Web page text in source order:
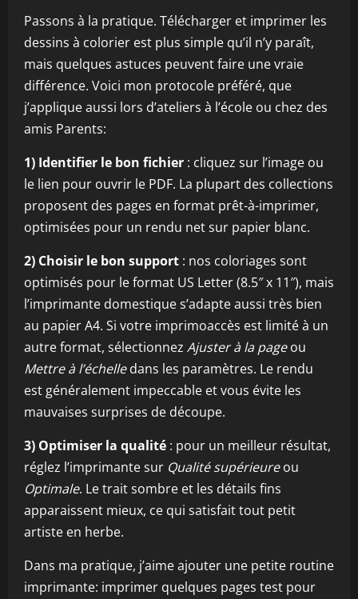
Passons à la pratique. Télécharger et imprimer les
dessins à colorier est plus simple qu’il n’y paraît,
mais quelques astuces peuvent faire une vraie
différence. Voici mon protocole préféré, que
j’applique aussi lors d’ateliers à l’école ou chez des
amis Parents:
1) Identifier le bon fichier : cliquez sur l’image ou
le lien pour ouvrir le PDF. La plupart des collections
proposent des pages en format prêt-à-imprimer,
optimisées pour un rendu net sur papier blanc.
2) Choisir le bon support : nos coloriages sont
optimisés pour le format US Letter (8.5″ x 11″), mais
l’imprimante domestique s’adapte aussi très bien
au papier A4. Si votre imprimoaccès est limité à un
autre format, sélectionnez Ajuster à la pageou
Mettre à l’échelledans les paramètres. Le rendu
est généralement impeccable et vous évite les
mauvaises surprises de découpe.
3) Optimiser la qualité : pour un meilleur résultat,
réglez l’imprimante sur Qualité supérieureou
Optimale. Le trait sombre et les détails fins
apparaissent mieux, ce qui satisfait tout petit
artiste en herbe.
Dans ma pratique, j’aime ajouter une petite routine
imprimante: imprimer quelques pages test pour